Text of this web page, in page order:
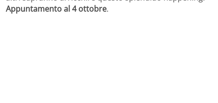
Appuntamento al 4 ottobre.